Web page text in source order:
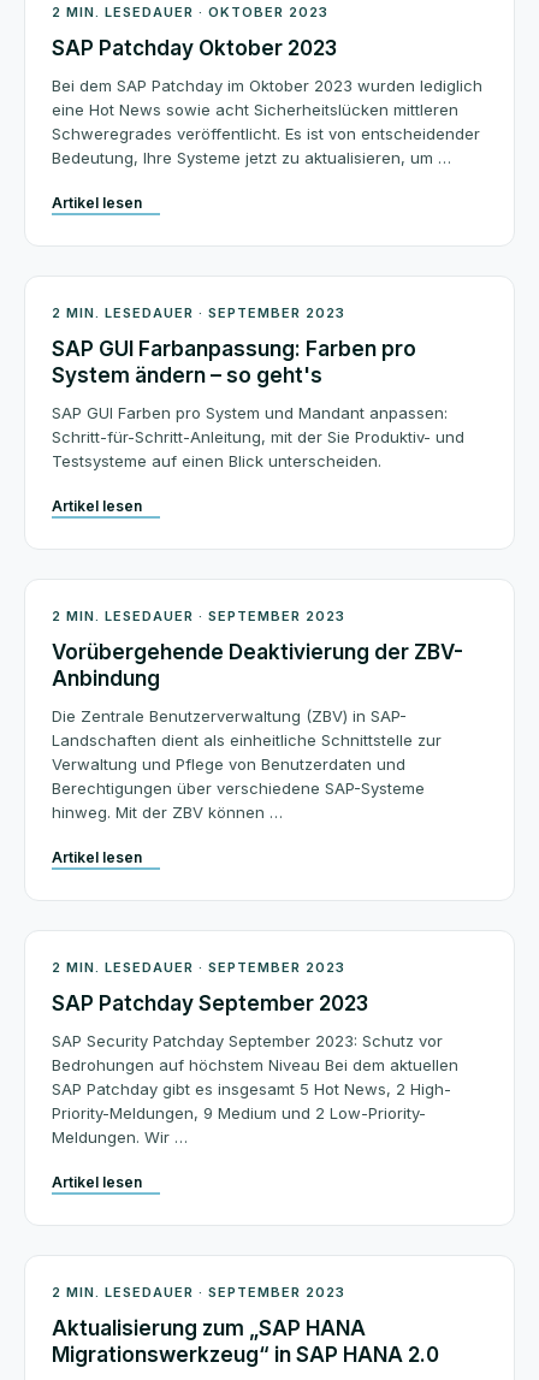
Patchday
2 MIN. LESEDAUER · OKTOBER 2023
SAP Patchday Oktober 2023
Bei dem SAP Patchday im Oktober 2023 wurden lediglich
eine Hot News sowie acht Sicherheitslücken mittleren
Schweregrades veröffentlicht. Es ist von entscheidender
Bedeutung, Ihre Systeme jetzt zu aktualisieren, um …
Artikel lesen
Beratung
2 MIN. LESEDAUER · SEPTEMBER 2023
SAP GUI Farbanpassung: Farben pro
System ändern – so geht's
SAP GUI Farben pro System und Mandant anpassen:
Schritt-für-Schritt-Anleitung, mit der Sie Produktiv- und
Testsysteme auf einen Blick unterscheiden.
Artikel lesen
Beratung
2 MIN. LESEDAUER · SEPTEMBER 2023
Vorübergehende Deaktivierung der ZBV-
Anbindung
Die Zentrale Benutzerverwaltung (ZBV) in SAP-
Landschaften dient als einheitliche Schnittstelle zur
Verwaltung und Pflege von Benutzerdaten und
Berechtigungen über verschiedene SAP-Systeme
hinweg. Mit der ZBV können …
Artikel lesen
Patchday
2 MIN. LESEDAUER · SEPTEMBER 2023
SAP Patchday September 2023
SAP Security Patchday September 2023: Schutz vor
Bedrohungen auf höchstem Niveau Bei dem aktuellen
SAP Patchday gibt es insgesamt 5 Hot News, 2 High-
Priority-Meldungen, 9 Medium und 2 Low-Priority-
Meldungen. Wir …
Artikel lesen
Architektur
2 MIN. LESEDAUER · SEPTEMBER 2023
Aktualisierung zum „SAP HANA
Migrationswerkzeug“ in SAP HANA 2.0